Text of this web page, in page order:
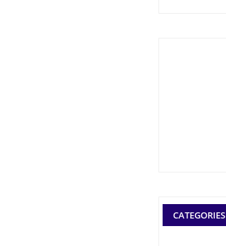
CATEGORIES